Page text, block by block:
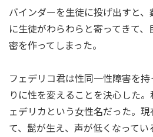
バインダーを生徒に投げ出すと
に生徒がわらわらと寄ってきて、
密を作ってしまった。
フェデリコ君は性同一性障害を
りに性を変えることを決心した
ェデリカという女性名だった。
て、髭が生え、声が低くなってい